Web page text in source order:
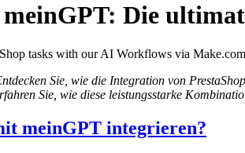
meinGPT: Die
tasks with our AI Workflows via
Sie, wie die Integration von
Sie, wie diese leistungsstarke
meinGPT integrieren?